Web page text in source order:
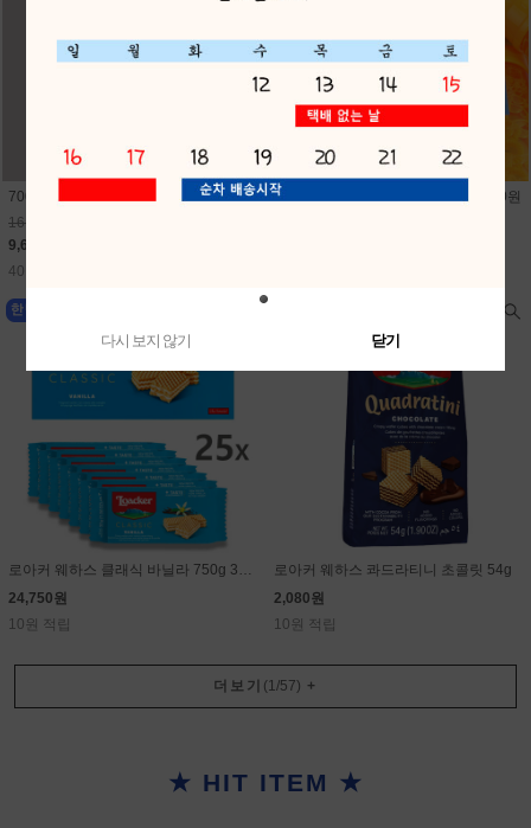
700미니펭귄비눗방울(24개) 1개 400원
16,800원
9,600원
40원 적립
700미니문어비눗방울(24개) 1개 400원
로아커 웨하스 클래식 바닐라 750g 30g×25개
24,750원
10원 적립
로아커 웨하스 콰드라티니 초콜릿 54g
2,080원
10원 적립
더보기 (1/57) +
★ HIT ITEM ★
다시 보지 않기 닫기